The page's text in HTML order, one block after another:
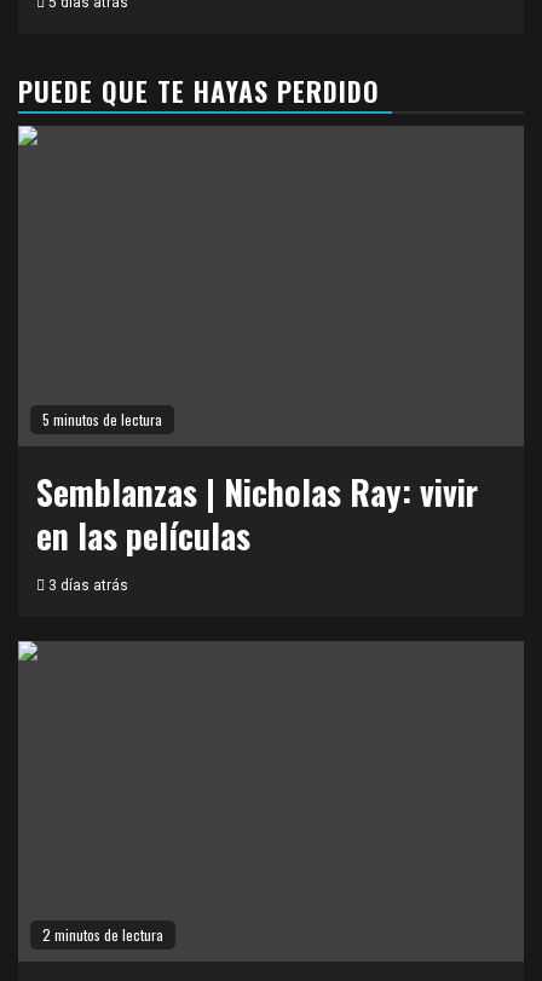
PUEDE QUE TE HAYAS PERDIDO
5 minutos de lectura
Semblanzas | Nicholas Ray: vivir
en las películas
3 días atrás
2 minutos de lectura